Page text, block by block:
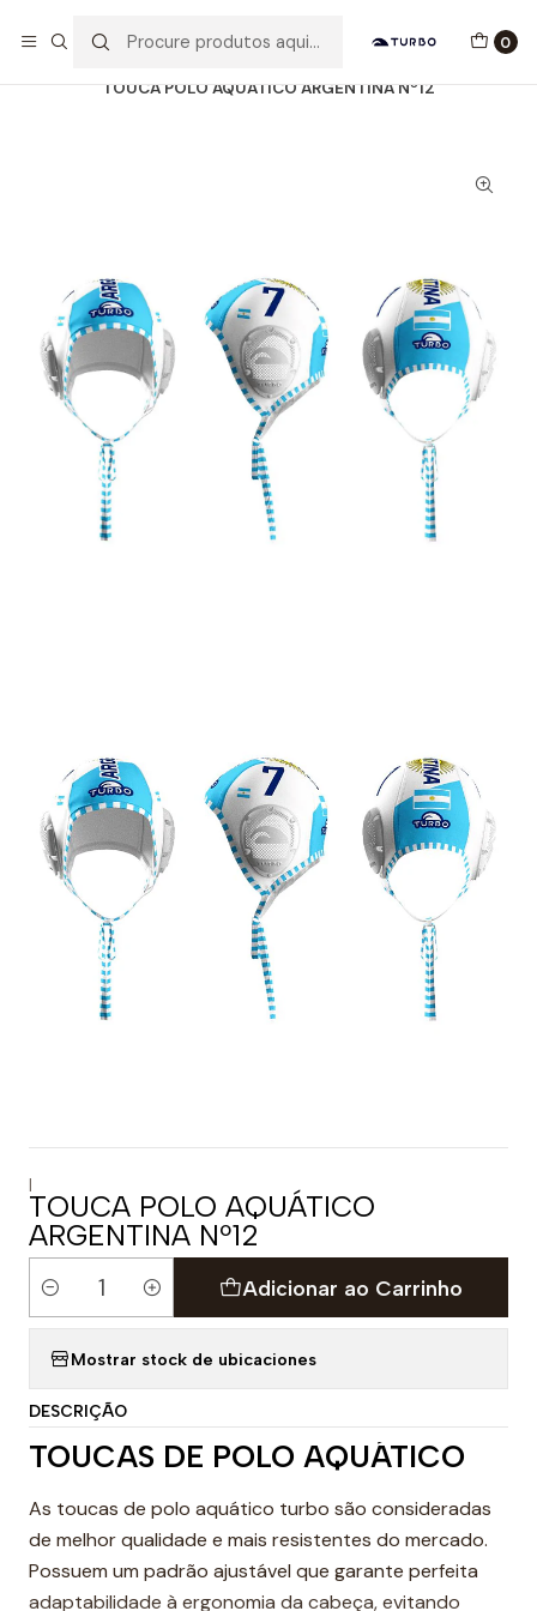
0
TOUCA POLO AQUÁTICO ARGENTINA Nº12
|
TOUCA POLO AQUÁTICO
ARGENTINA Nº12
Quantidade
Adicionar ao Carrinho
Mostrar stock de ubicaciones
DESCRIÇÃO
TOUCAS DE POLO AQUÁTICO
As toucas de polo aquático turbo são consideradas
de melhor qualidade e mais resistentes do mercado.
Possuem um padrão ajustável que garante perfeita
adaptabilidade à ergonomia da cabeça, evitando